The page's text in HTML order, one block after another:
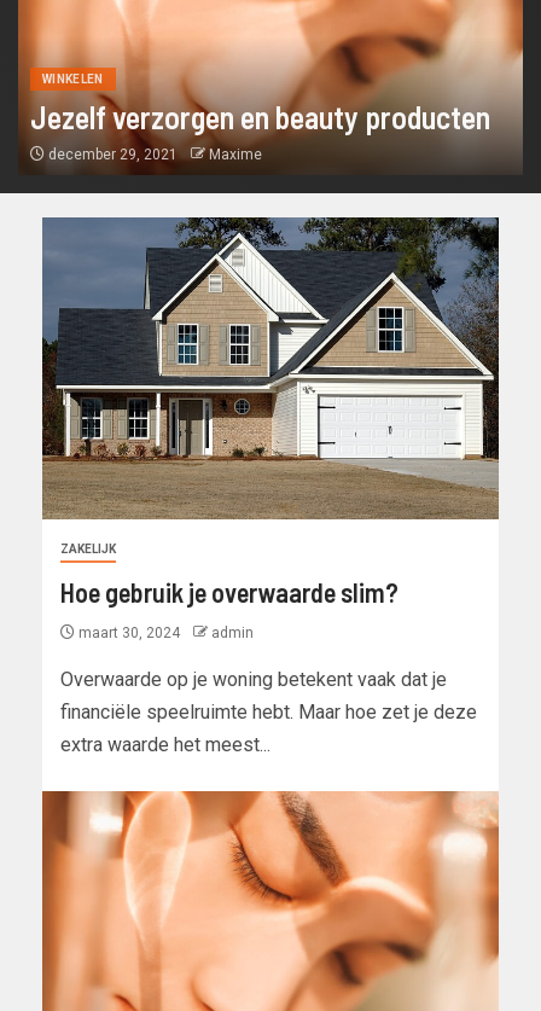
WINKELEN
Jezelf verzorgen en beauty producten
december 29, 2021 Maxime
ZAKELIJK
Hoe gebruik je overwaarde slim?
maart 30, 2024 admin
Overwaarde op je woning betekent vaak dat je
financiële speelruimte hebt. Maar hoe zet je deze
extra waarde het meest...